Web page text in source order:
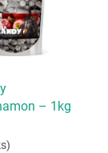
– 1kg